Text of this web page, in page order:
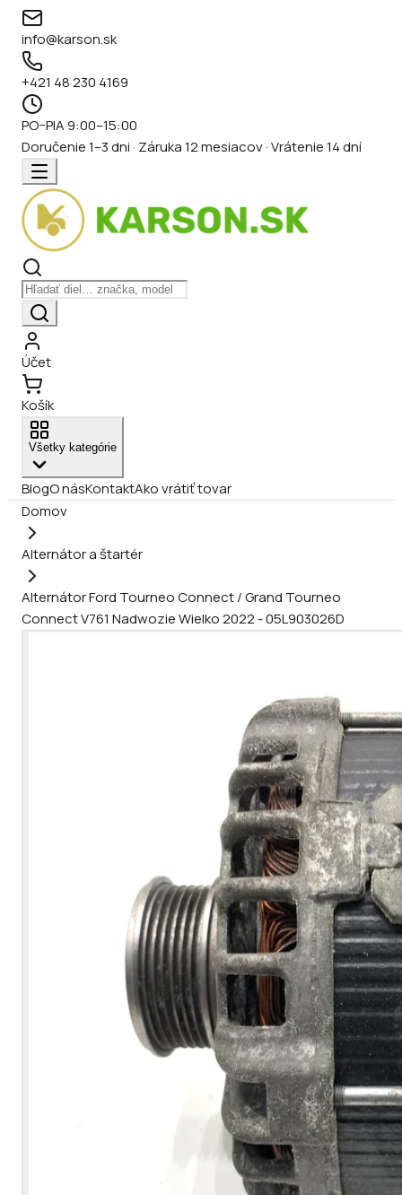
info@karson.sk
+421 48 230 4169
PO–PIA 9:00–15:00
Doručenie 1–3 dni · Záruka 12 mesiacov · Vrátenie 14 dní
Účet
Košík
Všetky kategórie
BlogO násKontaktAko vrátiť tovar
Domov
Alternátor a štartér
Alternátor Ford Tourneo Connect / Grand Tourneo
Connect V761 Nadwozie Wielko 2022 - 05L903026D